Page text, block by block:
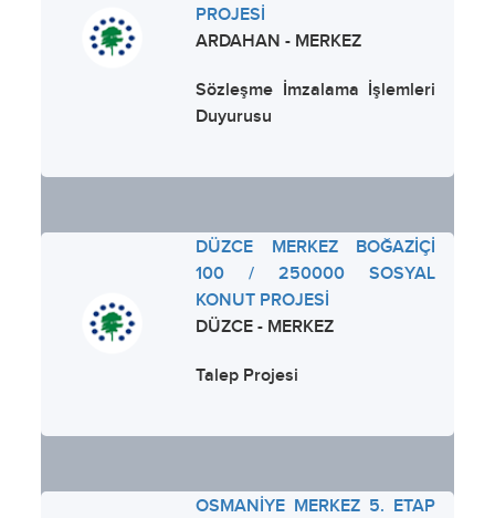
PROJESİ
ARDAHAN - MERKEZ
Sözleşme İmzalama İşlemleri
Duyurusu
DÜZCE MERKEZ BOĞAZİÇİ
100 / 250000 SOSYAL
KONUT PROJESİ
DÜZCE - MERKEZ
Talep Projesi
OSMANİYE MERKEZ 5. ETAP